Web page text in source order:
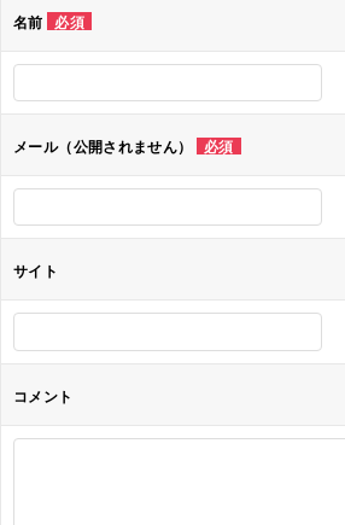
シ
ョ
ン
名前 必須
メール（公開されません） 必須
サイト
コメント